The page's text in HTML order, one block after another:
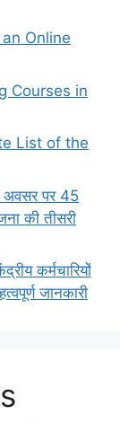
Online
Courses in
List of the
अवसर पर 45
की तीसरी
कर्मचारियों
जानकारी